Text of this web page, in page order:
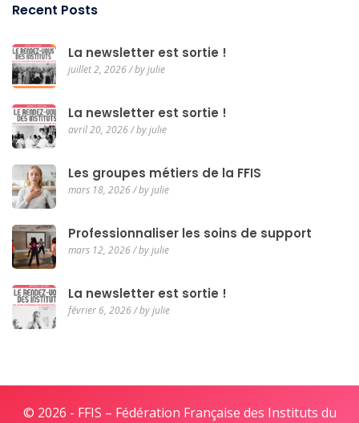
Recent Posts
La newsletter est sortie !
juillet 2, 2026 / by julie
La newsletter est sortie !
avril 20, 2026 / by julie
Les groupes métiers de la FFIS
mars 18, 2026 / by julie
Professionnaliser les soins de support
mars 12, 2026 / by julie
La newsletter est sortie !
février 6, 2026 / by julie
© 2026 - FFIS – Fédération Française des Instituts du